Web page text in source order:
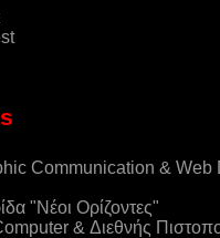
Communication & Web
"Νέοι Ορίζοντες"
& Διεθνής